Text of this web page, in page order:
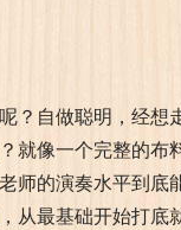
？自做聪明，经
就像一个完整的
师的演奏水平到
从最基础开始打